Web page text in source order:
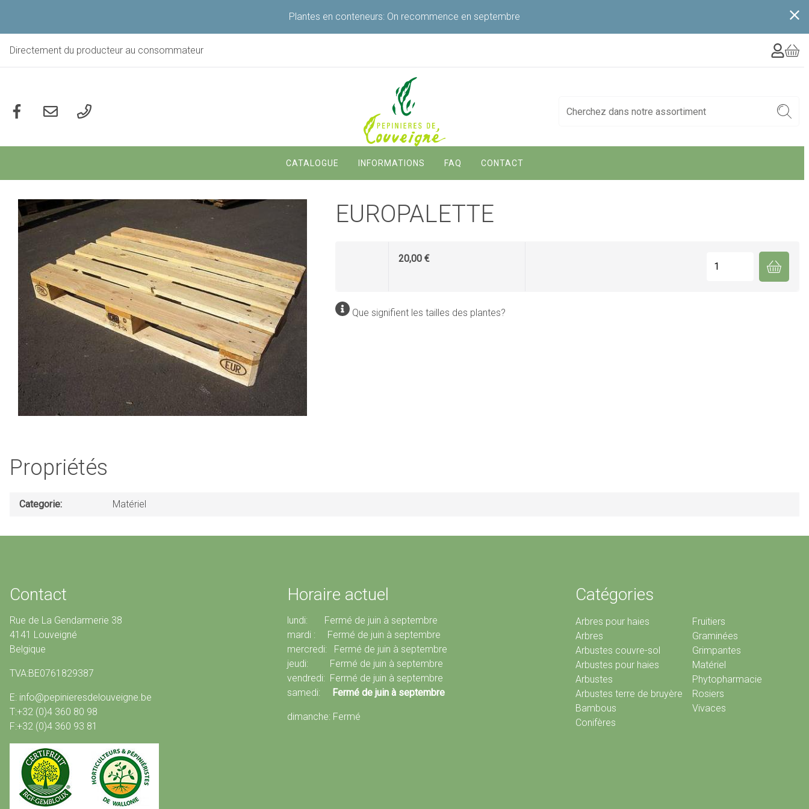
contenu
principal
Plantes en conteneurs: On recommence en septembre
Directement du producteur au consommateur
Navigation
principale
CATALOGUE INFORMATIONS FAQ CONTACT
EUROPALETTE
20,00 €
Que signifient les tailles des plantes?
Propriétés
Categorie Matériel
Contact
Rue de La Gendarmerie 38
4141 Louveigné
Belgique
TVA:BE0761829387
E: info@pepinieresdelouveigne.be
T:+32 (0)4 360 80 98
F:+32 (0)4 360 93 81
Horaire actuel
lundi: Fermé de juin à septembre
mardi : Fermé de juin à septembre
mercredi: Fermé de juin à septembre
jeudi: Fermé de juin à septembre
vendredi: Fermé de juin à septembre
samedi:
Fermé de juin à septembre
dimanche: Fermé
Catégories
Arbres pour haies
Arbres
Arbustes couvre-sol
Arbustes pour haies
Arbustes
Arbustes terre de bruyère
Bambous
Conifères
Fruitiers
Graminées
Grimpantes
Matériel
Phytopharmacie
Rosiers
Vivaces